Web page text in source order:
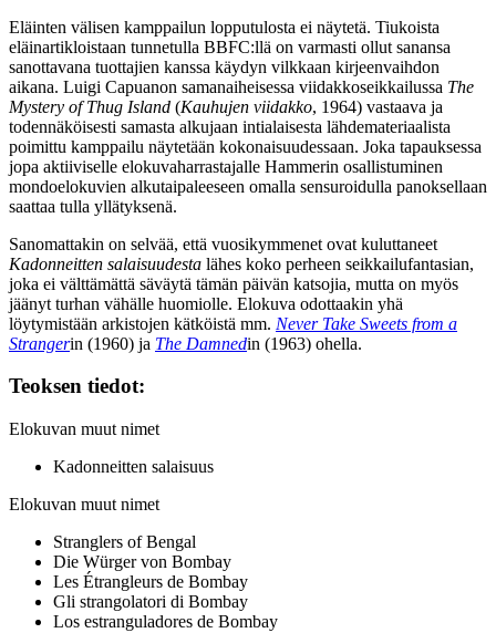
Eläinten välisen kamppailun lopputulosta ei näytetä. Tiukoista
eläinartikloistaan tunnetulla BBFC:llä on varmasti ollut sanansa
sanottavana tuottajien kanssa käydyn vilkkaan kirjeenvaihdon
aikana. Luigi Capuanon samanaiheisessa viidakkoseikkailussa The
Mystery of Thug Island (Kauhujen viidakko, 1964) vastaava ja
todennäköisesti samasta alkujaan intialaisesta lähdemateriaalista
poimittu kamppailu näytetään kokonaisuudessaan. Joka tapauksessa
jopa aktiiviselle elokuvaharrastajalle Hammerin osallistuminen
mondoelokuvien alkutaipaleeseen omalla sensuroidulla panoksellaan
saattaa tulla yllätyksenä.
Sanomattakin on selvää, että vuosikymmenet ovat kuluttaneet
Kadonneitten salaisuudesta lähes koko perheen seikkailufantasian,
joka ei välttämättä säväytä tämän päivän katsojia, mutta on myös
jäänyt turhan vähälle huomiolle. Elokuva odottaakin yhä
löytymistään arkistojen kätköistä mm. Never Take Sweets from a
Strangerin (1960) ja The Damnedin (1963) ohella.
Teoksen tiedot:
Elokuvan muut nimet
Kadonneitten salaisuus
Elokuvan muut nimet
Stranglers of Bengal
Die Würger von Bombay
Les Étrangleurs de Bombay
Gli strangolatori di Bombay
Los estranguladores de Bombay